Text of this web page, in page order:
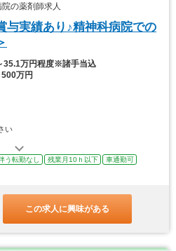
の薬剤師求人
与実績あり♪精神科病院での
35.1万円程度※諸手当込
500万円
い
う転勤なし 残業月10ｈ以下
車通勤可
この求人に興味がある